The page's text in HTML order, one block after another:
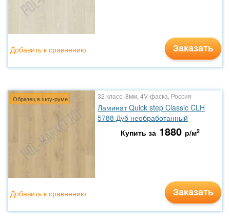
Заказать
Добавить к сравнению
Образец в шоу-руме 32 класс, 8мм, 4V-фаска, Россия
Ламинат Quick step Classic CLH
5788 Дуб необработанный
Купить за 1880 р/м2
Заказать
Добавить к сравнению